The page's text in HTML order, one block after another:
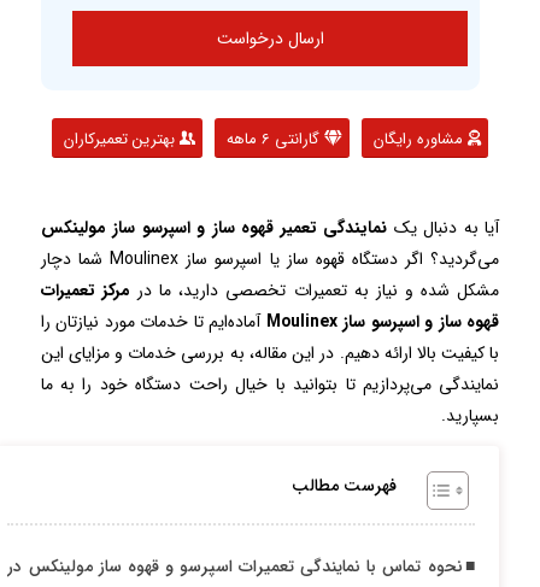
مشاوره رایگان گارانتی 6 ماهه بهترین تعمیرکاران
آیا به دنبال یک نمایندگی تعمیر قهوه ساز و اسپرسو ساز مولینکس
می‌گردید؟ اگر دستگاه قهوه ساز یا اسپرسو ساز Moulinex شما دچار
مشکل شده و نیاز به تعمیرات تخصصی دارید، ما در مرکز تعمیرات
قهوه ساز و اسپرسو ساز Moulinex
آماده‌ایم تا خدمات مورد نیازتان را
با کیفیت بالا ارائه دهیم. در این مقاله، به بررسی خدمات و مزایای این
نمایندگی می‌پردازیم تا بتوانید با خیال راحت دستگاه خود را به ما
بسپارید.
فهرست مطالب
نحوه تماس با نمایندگی تعمیرات اسپرسو و قهوه ساز مولینکس در